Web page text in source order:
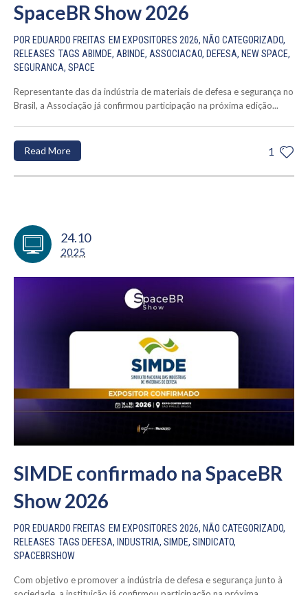
SpaceBR Show 2026
POR EDUARDO FREITAS EM EXPOSITORES 2026, NÃO CATEGORIZADO,
RELEASES TAGS ABIMDE, ABINDE, ASSOCIACAO, DEFESA, NEW SPACE,
SEGURANCA, SPACE
Representante das da indústria de materiais de defesa e segurança no
Brasil, a Associação já confirmou participação na próxima edição...
1
Read More
24.10
2025
SIMDE confirmado na SpaceBR
Show 2026
POR EDUARDO FREITAS EM EXPOSITORES 2026, NÃO CATEGORIZADO,
RELEASES TAGS DEFESA, INDUSTRIA, SIMDE, SINDICATO,
SPACEBRSHOW
Com objetivo e promover a indústria de defesa e segurança junto à